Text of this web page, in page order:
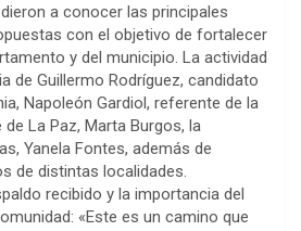
a conocer las principales
con el objetivo de fortalecer
y del municipio. La actividad
de Guillermo Rodríguez, candidato
Napoleón Gardiol, referente de la
La Paz, Marta Burgos, la
Yanela Fontes, además de
de distintas localidades.
recibido y la importancia del
«Este es un camino que